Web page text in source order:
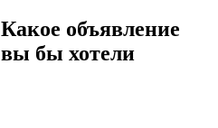
Какое объявление
вы бы хотели